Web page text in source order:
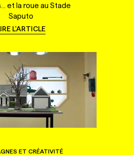
et la roue au Stade
Saputo
L'ARTICLE
ET CRÉATIVITÉ